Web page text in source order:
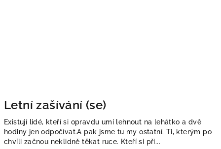
Letní zašívání (se)
Existují lidé, kteří si opravdu umí lehnout na lehátko a dvě
hodiny jen odpočívat.A pak jsme tu my ostatní. Ti, kterým po
chvíli začnou neklidně těkat ruce. Kteří si při...